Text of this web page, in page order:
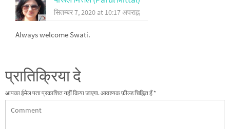
सितम्बर 7, 2020 at 10:17 अपराह्न
Always welcome Swati.
प्रातिक्रिया दे
आपका ईमेल पता प्रकाशित नहीं किया जाएगा. आवश्यक फ़ील्ड चिह्नित हैं*